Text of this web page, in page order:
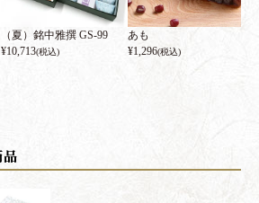
（夏）銘中雅撰 GS-99
¥10,713(税込)
あも
¥1,296(税込)